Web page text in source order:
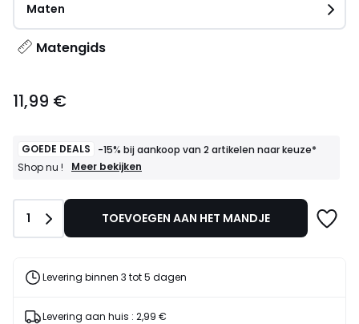
Maten
Matengids
€.
11,99 €
GOEDE DEALS
-15% bij aankoop van 2 artikelen naar keuze*
Shop nu !
GOEDE
aankoop
naar
nu
Meer bekijken
Aantal
1 TOEVOEGEN AAN HET MANDJE
Levering binnen 3 tot 5 dagen
Levering aan huis : 2,99 €